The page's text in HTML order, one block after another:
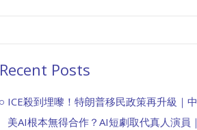
Recent Posts
ICE殺到埋嚟！特朗普移民政策再升級｜中
美AI根本無得合作？AI短劇取代真人演員｜